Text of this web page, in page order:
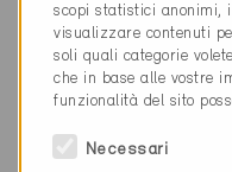
scopi statistici anonimi,
visualizzare contenuti
soli quali categorie
che in base alle vostre
funzionalità del sito
Necessari